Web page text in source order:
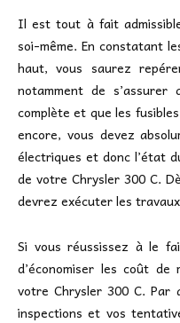
Il est tout à fait
soi-même. En constatant
haut, vous saurez
notamment de
complète et que les
encore, vous devez
électriques et donc l’état
de votre Chrysler 300 C.
devrez exécuter les
Si vous réussissez à le
d’économiser les coût de
votre Chrysler 300 C. Par
inspections et vos